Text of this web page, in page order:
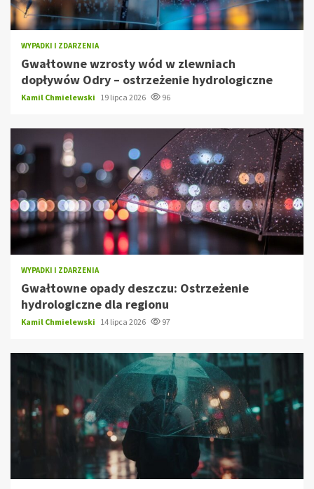
WYPADKI I ZDARZENIA
Gwałtowne wzrosty wód w zlewniach
dopływów Odry – ostrzeżenie hydrologiczne
Kamil Chmielewski 19 lipca 2026 96
WYPADKI I ZDARZENIA
Gwałtowne opady deszczu: Ostrzeżenie
hydrologiczne dla regionu
Kamil Chmielewski 14 lipca 2026 97